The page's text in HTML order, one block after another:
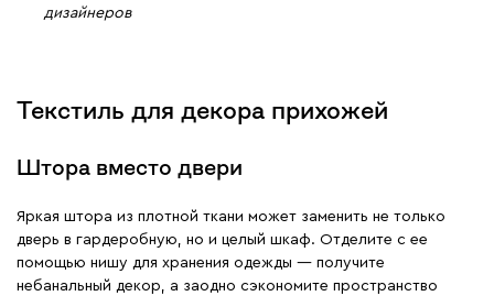
дизайнеров
Текстиль для декора прихожей
Штора вместо двери
Яркая штора из плотной ткани может заменить не только
дверь в гардеробную, но и целый шкаф. Отделите с ее
помощью нишу для хранения одежды — получите
небанальный декор, а заодно сэкономите пространство